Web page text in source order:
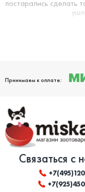
постарались сделать
и ветеринарные
нашем магазине,
Принимаем к оплате:
Связаться с